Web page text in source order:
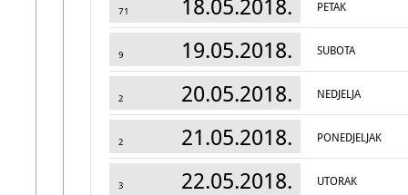
71 18.05.2018. PETAK
9 19.05.2018. SUBOTA
2 20.05.2018. NEDJELJA
2 21.05.2018. PONEDJELJAK
3 22.05.2018. UTORAK